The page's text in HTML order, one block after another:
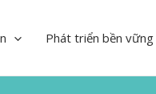
Phát triển bền vững